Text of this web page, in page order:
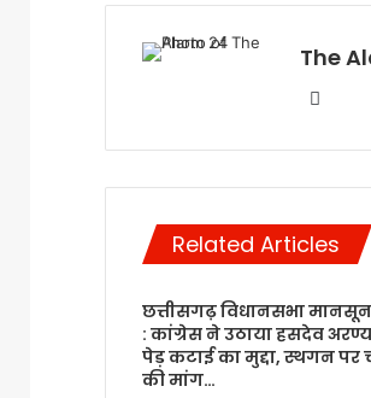
The
Related Articles
छत्तीसगढ़ विधानसभा मानसून
: कांग्रेस ने उठाया हसदेव
पेड़ कटाई का मुद्दा, स्थगन पर
की मांग…